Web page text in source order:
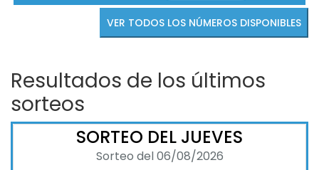
VER TODOS LOS NÚMEROS DISPONIBLES
Resultados de los últimos
sorteos
SORTEO DEL JUEVES
Sorteo del 06/08/2026